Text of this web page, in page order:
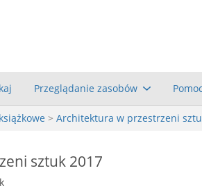
Przeglądanie zasobów
> Architektura w przestrzeni
sztuk 2017